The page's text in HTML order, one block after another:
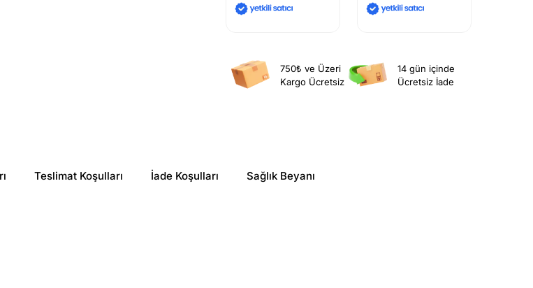
750₺ ve Üzeri
Kargo Ücretsiz
14 gün içinde
Ücretsiz İade
Teslimat Koşulları İade Koşulları Sağlık Beyanı